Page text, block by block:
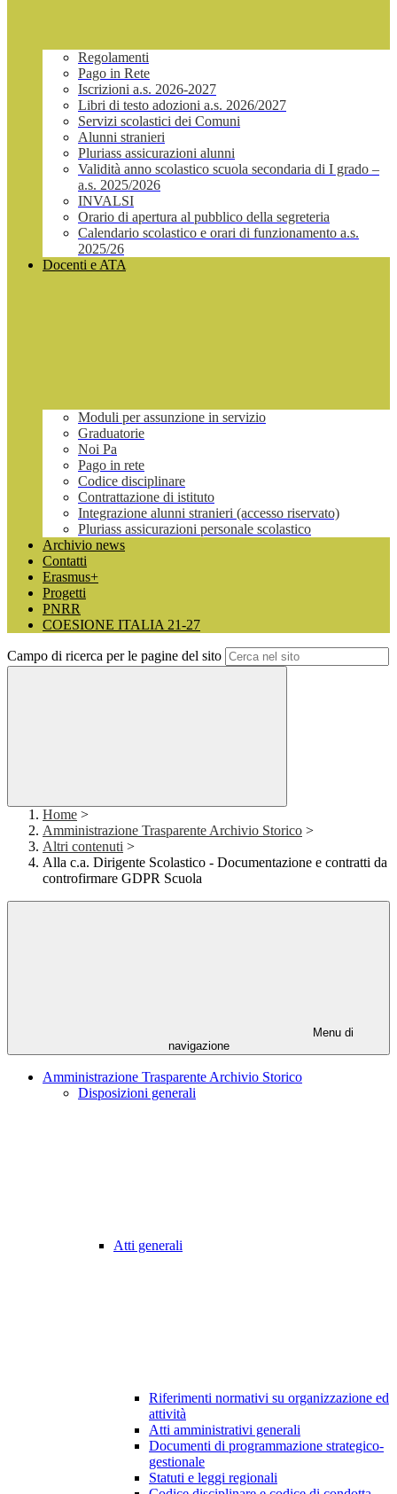
Regolamenti
Pago in Rete
Iscrizioni a.s. 2026-2027
Libri di testo adozioni a.s. 2026/2027
Servizi scolastici dei Comuni
Alunni stranieri
Pluriass assicurazioni alunni
Validità anno scolastico scuola secondaria di I grado –
a.s. 2025/2026
INVALSI
Orario di apertura al pubblico della segreteria
Calendario scolastico e orari di funzionamento a.s.
2025/26
Docenti e ATA
Moduli per assunzione in servizio
Graduatorie
Noi Pa
Pago in rete
Codice disciplinare
Contrattazione di istituto
Integrazione alunni stranieri (accesso riservato)
Pluriass assicurazioni personale scolastico
Archivio news
Contatti
Erasmus+
Progetti
PNRR
COESIONE ITALIA 21-27
Campo di ricerca per le pagine del sito
Home >
Amministrazione Trasparente Archivio Storico >
Altri contenuti >
Alla c.a. Dirigente Scolastico - Documentazione e contratti da
controfirmare GDPR Scuola
Menu di
navigazione
Amministrazione Trasparente Archivio Storico
Disposizioni generali
Atti generali
Riferimenti normativi su organizzazione ed
attività
Atti amministrativi generali
Documenti di programmazione strategico-
gestionale
Statuti e leggi regionali